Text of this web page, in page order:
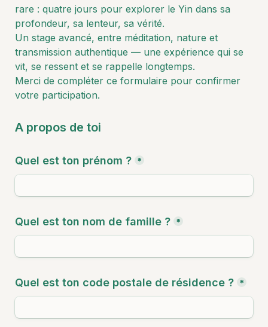
rare : quatre jours pour explorer le Yin dans sa
profondeur, sa lenteur, sa vérité.
Un stage avancé, entre méditation, nature et
transmission authentique — une expérience qui se
vit, se ressent et se rappelle longtemps.
Merci de compléter ce formulaire pour confirmer
votre participation.
A propos de toi
Quel est ton prénom ? *
Quel est ton nom de famille ? *
Quel est ton code postale de résidence ? *